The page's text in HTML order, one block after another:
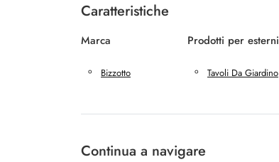
Caratteristiche
Marca
Bizzotto
Prodotti per esterni
Tavoli Da Giardino
Continua a navigare